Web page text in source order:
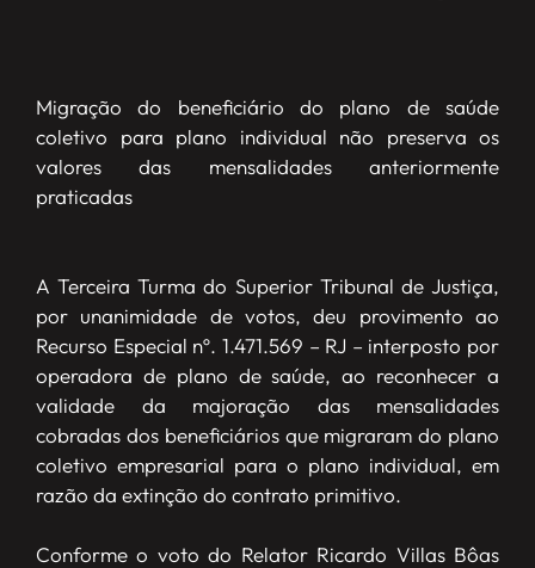
Migração do beneficiário do plano de saúde
coletivo para plano individual não preserva os
valores das mensalidades anteriormente
praticadas
A Terceira Turma do Superior Tribunal de Justiça,
por unanimidade de votos, deu provimento ao
Recurso Especial nº. 1.471.569 – RJ – interposto por
operadora de plano de saúde, ao reconhecer a
validade da majoração das mensalidades
cobradas dos beneficiários que migraram do plano
coletivo empresarial para o plano individual, em
razão da extinção do contrato primitivo.
Conforme o voto do Relator Ricardo Villas Bôas